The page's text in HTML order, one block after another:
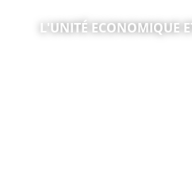
L'UNITÉ ECONOMIQUE